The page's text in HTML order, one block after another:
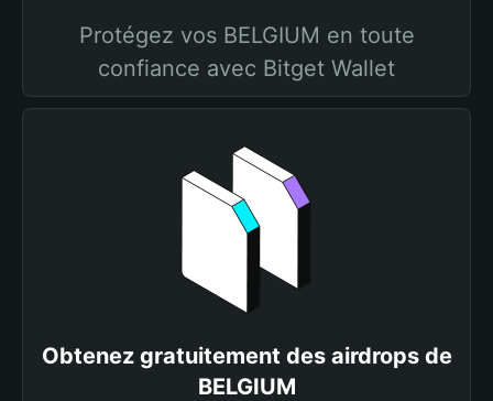
Protégez vos BELGIUM en toute
confiance avec Bitget Wallet
Obtenez gratuitement des airdrops de
BELGIUM